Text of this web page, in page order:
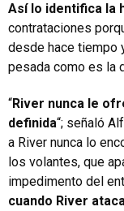
Así lo identifica la
contrataciones
desde hace tiempo
pesada como es la
“River nunca le
definida“; señaló
a River nunca lo
los volantes, que
impedimento del
cuando River